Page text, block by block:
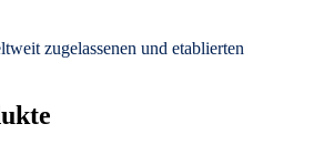
zugelassenen und etablierten